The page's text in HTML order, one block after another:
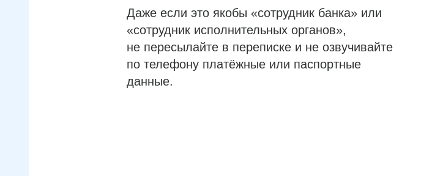
Даже если это якобы «сотрудник банка» или
«сотрудник исполнительных органов»,
не пересылайте в переписке и не озвучивайте
по телефону платёжные или паспортные
данные.